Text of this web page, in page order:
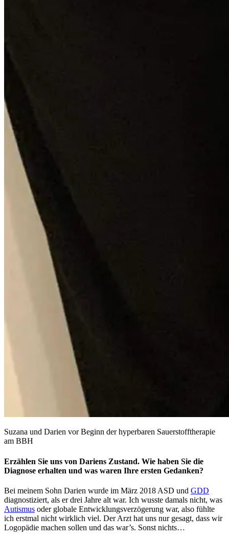
Suzana und Darien vor Beginn der hyperbaren Sauerstofftherapie
am BBH
Erzählen Sie uns von Dariens Zustand. Wie haben Sie die
Diagnose erhalten und was waren Ihre ersten Gedanken?
Bei meinem Sohn Darien wurde im März 2018 ASD und GDD
diagnostiziert, als er drei Jahre alt war. Ich wusste damals nicht, was
Autismus oder globale Entwicklungsverzögerung war, also fühlte
ich erstmal nicht wirklich viel. Der Arzt hat uns nur gesagt, dass wir
Logopädie machen sollen und das war’s. Sonst nichts…